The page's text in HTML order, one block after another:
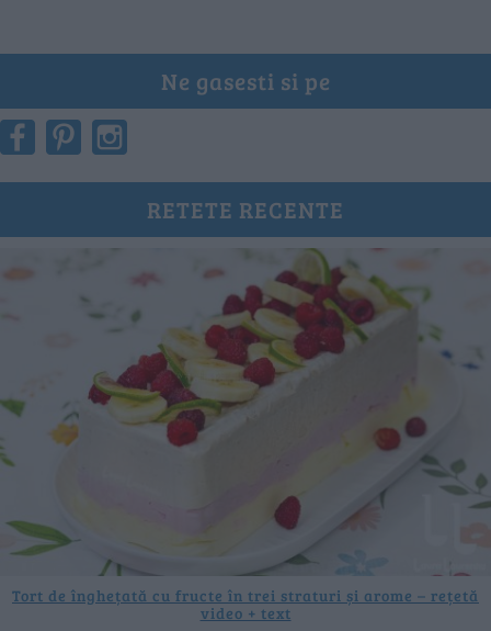
Ne gasesti si pe
RETETE RECENTE
Tort de înghețată cu fructe în trei straturi și arome – rețetă
video + text